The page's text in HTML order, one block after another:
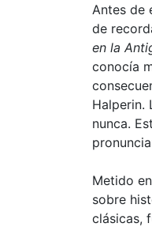
Antes de
de
en la
conocía
Halperin.
nunca.
Metido
sobre
clásicas,